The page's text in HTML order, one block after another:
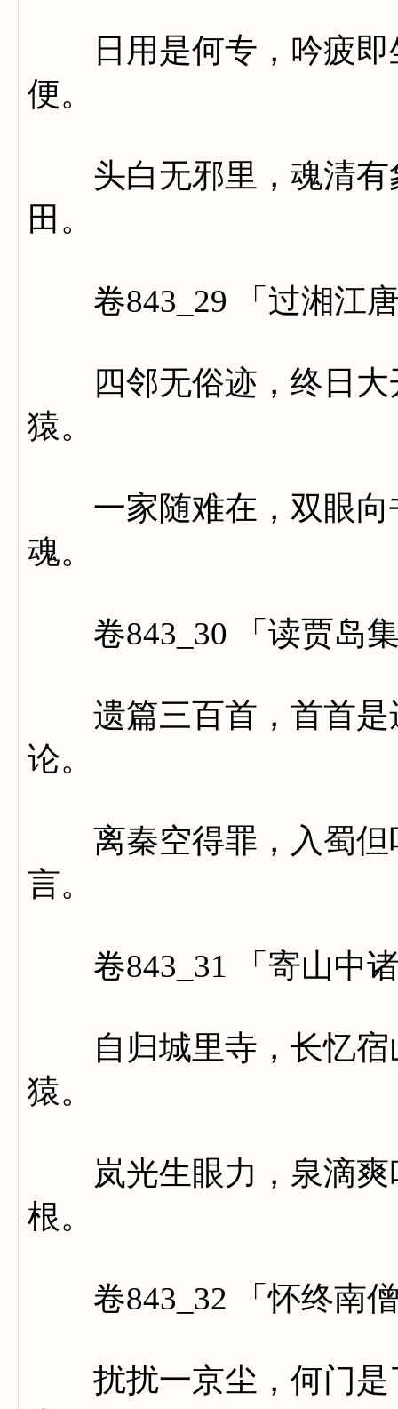
日用是何专，吟疲即
便。
头白无邪里，魂清有
田。
卷843_29 「过湘江唐
四邻无俗迹，终日大
猿。
一家随难在，双眼向
魂。
卷843_30 「读贾岛
遗篇三百首，首首是
论。
离秦空得罪，入蜀但
言。
卷843_31 「寄山中
自归城里寺，长忆宿
猿。
岚光生眼力，泉滴爽
根。
卷843_32 「怀终南
扰扰一京尘，何门是